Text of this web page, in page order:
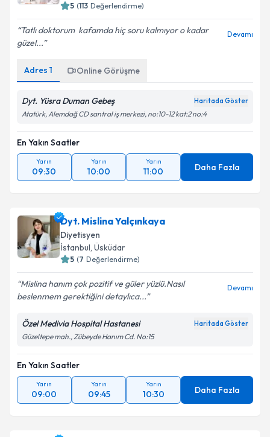
5 (113 Değerlendirme)
Tatlı doktorum ️ kafamda hiç soru kalmıyor o kadar
güzel...
Devamı
Adres 1 Online Görüşme
Dyt. Yüsra Duman Gebeş Haritada Göster
Atatürk, Alemdağ CD santral iş merkezi, no:10-12 kat:2 no:4
En Yakın Saatler
Yarın
09:30
Yarın
10:00
Yarın
11:00 Daha Fazla
Dyt. Mislina Yalçınkaya
Diyetisyen
İstanbul, Üsküdar
5 (7 Değerlendirme)
Mislina hanım çok pozitif ve güler yüzlü.Nasıl
beslenmem gerektiğini detaylıca...
Devamı
Özel Medivia Hospital Hastanesi Haritada Göster
Güzeltepe mah., Zübeyde Hanım Cd. No:15
En Yakın Saatler
Yarın
09:00
Yarın
09:45
Yarın
10:30 Daha Fazla